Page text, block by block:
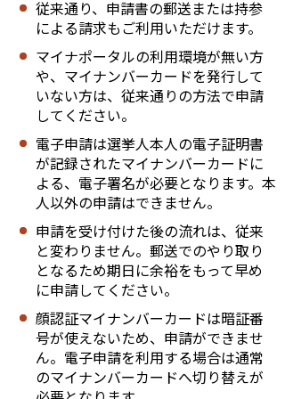
従来通り、申請書の郵送または持参
による請求もご利用いただけます。
マイナポータルの利用環境が無い方
や、マイナンバーカードを発行して
いない方は、従来通りの方法で申請
してください。
電子申請は選挙人本人の電子証明書
が記録されたマイナンバーカードに
よる、電子署名が必要となります。本
人以外の申請はできません。
申請を受け付けた後の流れは、従来
と変わりません。郵送でのやり取り
となるため期日に余裕をもって早め
に申請してください。
顔認証マイナンバーカードは暗証番
号が使えないため、申請ができませ
ん。電子申請を利用する場合は通常
のマイナンバーカードへ切り替えが